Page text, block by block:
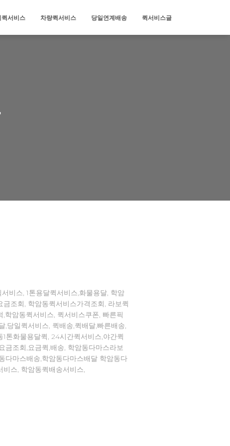
퀵서비스 차량퀵서비스 당일연계배송 퀵서비스글
비스, 1톤용달퀵서비스,화물용달, 학암
조회, 학암동퀵서비스가격조회, 라보퀵
학암동퀵서비스, 퀵서비스쿠폰, 빠른픽
,당일퀵서비스, 퀵배송,퀵배달,빠른배송,
톤화물용달퀵, 24시간퀵서비스,야간퀵
금조회,요금퀵,배송, 학암동다마스라보
다마스배송,학암동다마스배달 학암동다
스, 학암동퀵배송서비스,